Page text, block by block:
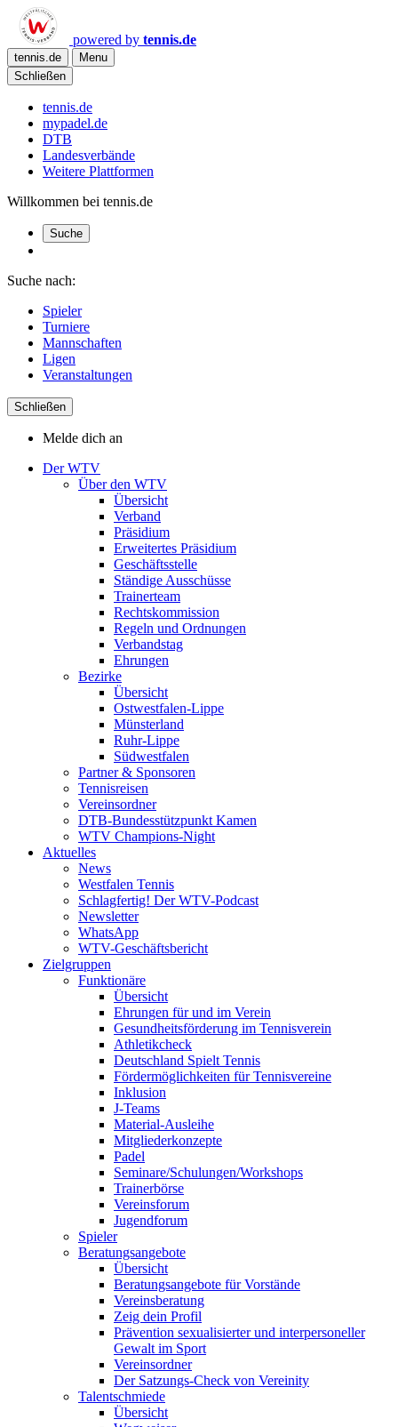
powered by tennis.de
tennis.de
Menu
Schließen
tennis.de
mypadel.de
DTB
Landesverbände
Weitere Plattformen
Willkommen bei tennis.de
Suche
Suche nach:
Spieler
Turniere
Mannschaften
Ligen
Veranstaltungen
Schließen
Melde dich an
Der WTV
Über den WTV
Übersicht
Verband
Präsidium
Erweitertes Präsidium
Geschäftsstelle
Ständige Ausschüsse
Trainerteam
Rechtskommission
Regeln und Ordnungen
Verbandstag
Ehrungen
Bezirke
Übersicht
Ostwestfalen-Lippe
Münsterland
Ruhr-Lippe
Südwestfalen
Partner & Sponsoren
Tennisreisen
Vereinsordner
DTB-Bundesstützpunkt Kamen
WTV Champions-Night
Aktuelles
News
Westfalen Tennis
Schlagfertig! Der WTV-Podcast
Newsletter
WhatsApp
WTV-Geschäftsbericht
Zielgruppen
Funktionäre
Übersicht
Ehrungen für und im Verein
Gesundheitsförderung im Tennisverein
Athletikcheck
Deutschland Spielt Tennis
Fördermöglichkeiten für Tennisvereine
Inklusion
J-Teams
Material-Ausleihe
Mitgliederkonzepte
Padel
Seminare/Schulungen/Workshops
Trainerbörse
Vereinsforum
Jugendforum
Spieler
Beratungsangebote
Übersicht
Beratungsangebote für Vorstände
Vereinsberatung
Zeig dein Profil
Prävention sexualisierter und interpersoneller
Gewalt im Sport
Vereinsordner
Der Satzungs-Check von Vereinity
Talentschmiede
Übersicht